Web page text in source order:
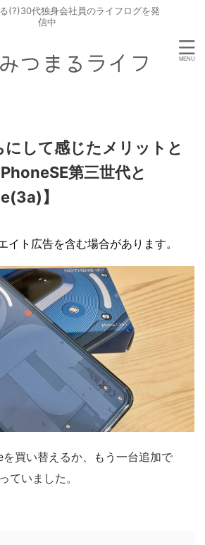
(?)30代独身会社員のライフログを発
信中
して感じたメリットと
第三世代と
】
イト広告を含む場合があります。
買い替えるか、もう一台追加で
ていました。